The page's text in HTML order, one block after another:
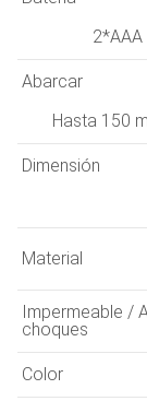
Abarcar
Hasta 150
Dimensión
Material
Impermeable /
choques
Color